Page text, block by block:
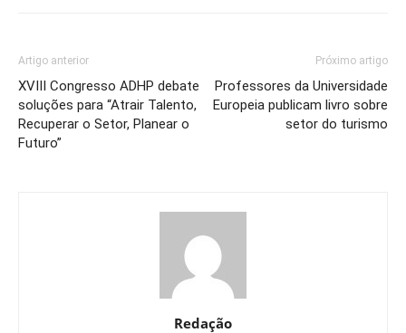
Artigo anterior
XVIII Congresso ADHP debate
soluções para “Atrair Talento,
Recuperar o Setor, Planear o
Futuro”
Próximo artigo
Professores da Universidade
Europeia publicam livro sobre
setor do turismo
Redação